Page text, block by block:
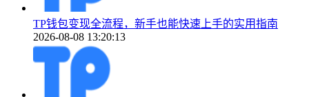
TP钱包变现全流程，新手也能快速上手的实用指南
2026-08-08 13:20:13